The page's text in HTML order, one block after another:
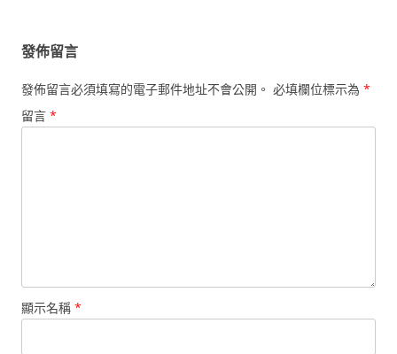
發佈留言
發佈留言必須填寫的電子郵件地址不會公開。 必填欄位標示為 *
留言 *
顯示名稱 *